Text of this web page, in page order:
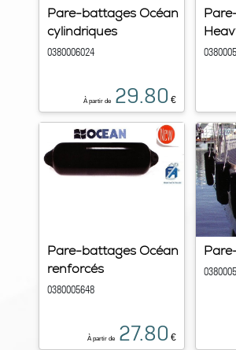
Pare-battages Océan
cylindriques
0380006024
À partir de 29.80 €
Pare-battages Océan
renforcés
0380005648
À partir de 27.80 €